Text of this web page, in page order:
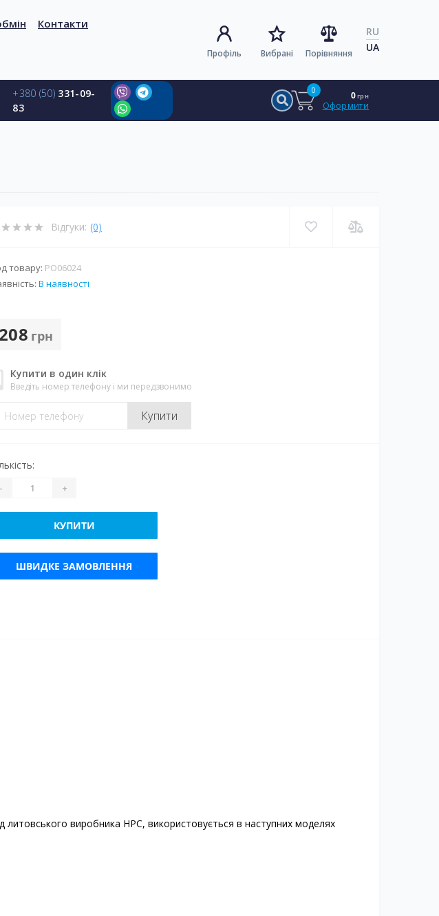
Контакти
Профіль Вибрані Порівняння
RU
UA
+380 (50) 331-09-
83
0 0грн
Оформити
Відгуки: (0)
товару: PO06024
В наявності
208 грн
Купити в один клік
Введіть номер телефону і ми передзвонимо
Купити
- +
КУПИТИ
ШВИДКЕ ЗАМОВЛЕННЯ
виробника HPC, використовується в наступних моделях